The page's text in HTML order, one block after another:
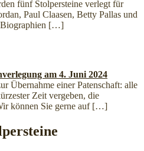
fünf Stolpersteine verlegt für
Paul Claasen, Betty Pallas und
[…]
am 4. Juni 2024
Übernahme einer Patenschaft: alle
Zeit vergeben, die
können Sie gerne auf […]